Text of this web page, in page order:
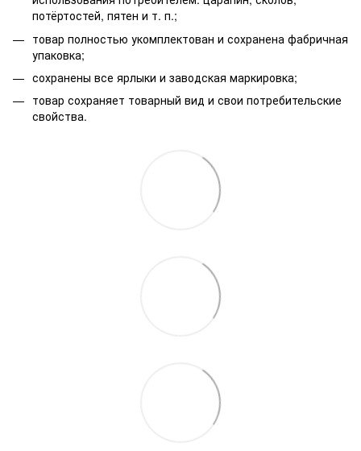
потёртостей, пятен и т. п.;
товар полностью укомплектован и сохранена фабричная
упаковка;
сохранены все ярлыки и заводская маркировка;
товар сохраняет товарный вид и свои потребительские
свойства.